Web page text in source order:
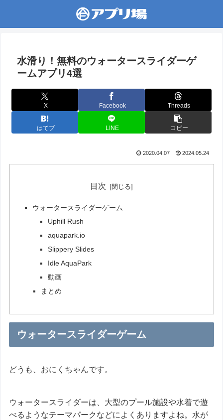
水滑り！無料のウォータースライダーゲ
ームアプリ4選
X Facebook Threads
はてブ LINE コピー
2020.04.07 2024.05.24
目次
ウォータースライダーゲーム
Uphill Rush
aquapark.io
Slippery Slides
Idle AquaPark
動画
まとめ
ウォータースライダーゲーム
どうも、おにくちゃんです。
ウォータースライダーは、大型のプール施設や水着で遊
べるようなテーマパークなどによくありますよね。水が